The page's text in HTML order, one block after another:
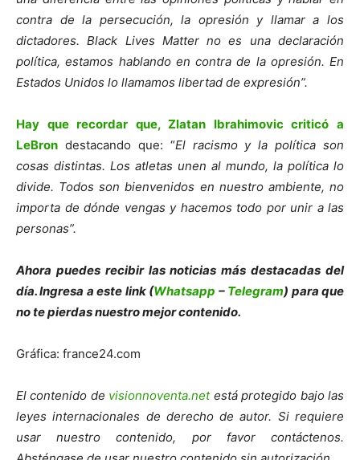
contra de la persecución, la opresión y llamar a los
dictadores. Black Lives Matter no es una declaración
política, estamos hablando en contra de la opresión. En
Estados Unidos lo llamamos libertad de expresión”.
Hay que recordar que, Zlatan Ibrahimovic criticó a
LeBron destacando que: “El racismo y la política son
cosas distintas. Los atletas unen al mundo, la política lo
divide. Todos son bienvenidos en nuestro ambiente, no
importa de dónde vengas y hacemos todo por unir a las
personas”.
Ahora puedes recibir las noticias más destacadas del
día. Ingresa a este link (Whatsapp – Telegram) para que
no te pierdas nuestro mejor contenido.
Gráfica: france24.com
El contenido de visionnoventa.netestá protegido bajo las
leyes internacionales de derecho de autor. Si requiere
usar nuestro contenido, por favor contáctenos.